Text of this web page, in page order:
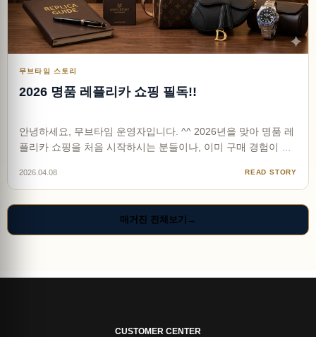
무브타임 스토리
2026 명품 레플리카 쇼핑 필독!!
안녕하세요, 무브타임 운영자입니다. ^^ 2026년을 맞아 명품 레
플리카 쇼핑을 처음 시작하시는 분들이나, 이미 구매 경험이 있
임에서 종합 허브 가이드를 준비했습니다. 현재 온라인상에는
2026.04.08 READ STORY
매거진 전체보기 →
CUSTOMER CENTER